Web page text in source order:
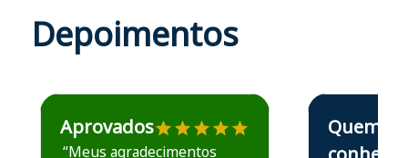
Depoimentos
Estudante José recomenda o Aprova Concursos em
Aprovados
“Meus agradecimentos
Estudante Elais
Quem